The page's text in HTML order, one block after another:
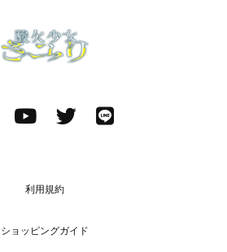
利用規約
ショッピングガイド